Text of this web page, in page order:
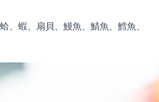
、蝦、扇貝、鰻魚、鯖魚、鱈魚、